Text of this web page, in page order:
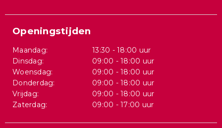
Openingstijden
Maandag:
13:30 - 18:00 uur
Dinsdag:
09:00 - 18:00 uur
Woensdag:
09:00 - 18:00 uur
Donderdag:
09:00 - 18:00 uur
Vrijdag:
09:00 - 18:00 uur
Zaterdag:
09:00 - 17:00 uur